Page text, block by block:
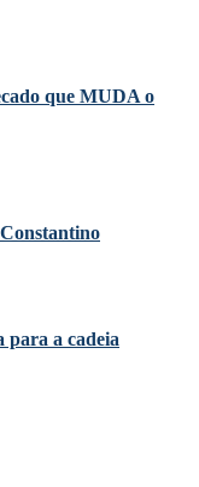
que MUDA o
para a cadeia